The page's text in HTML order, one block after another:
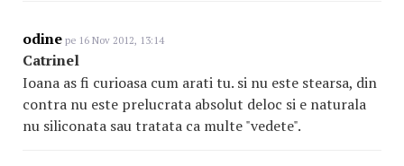
odine pe 16 Nov 2012, 13:14
Catrinel
Ioana as fi curioasa cum arati tu. si nu este stearsa, din
contra nu este prelucrata absolut deloc si e naturala
nu siliconata sau tratata ca multe "vedete".